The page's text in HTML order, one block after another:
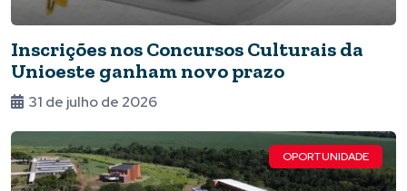
Inscrições nos Concursos Culturais da
Unioeste ganham novo prazo
31 de julho de 2026
OPORTUNIDADE